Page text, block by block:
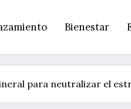
Bienestar
para neutralizar el